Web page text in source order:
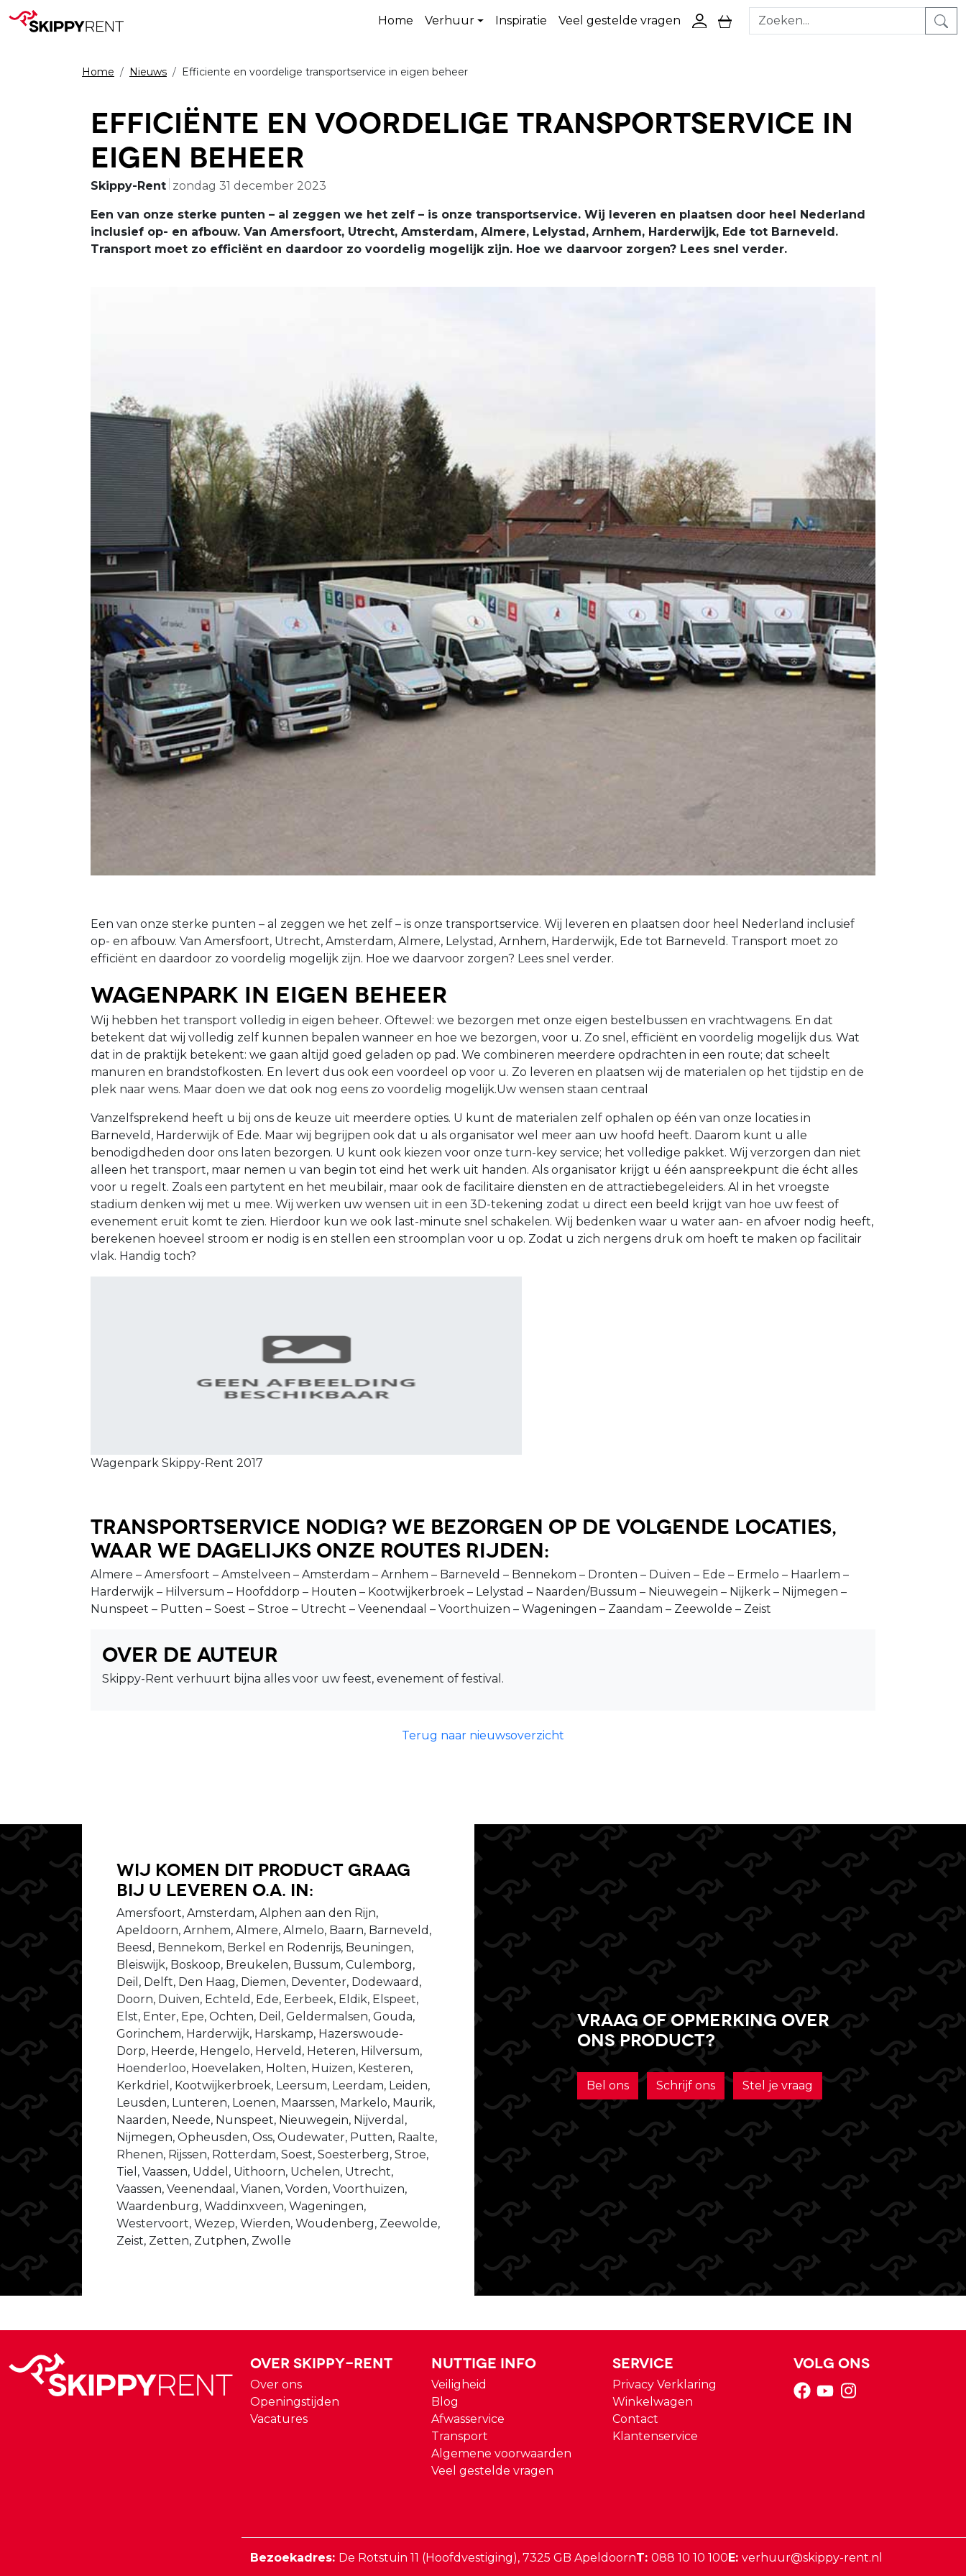
Home Verhuur Inspiratie Veel gestelde vragen
ga naar login pagina
ga naar winkelwagen pagina
Home Nieuws Efficiente en voordelige transportservice in eigen beheer
Efficiënte en voordelige transportservice in
eigen beheer
Skippy-Rent zondag 31 december 2023
Een van onze sterke punten – al zeggen we het zelf – is onze transportservice. Wij leveren en plaatsen door heel Nederland
inclusief op- en afbouw. Van Amersfoort, Utrecht, Amsterdam, Almere, Lelystad, Arnhem, Harderwijk, Ede tot Barneveld.
Transport moet zo efficiënt en daardoor zo voordelig mogelijk zijn. Hoe we daarvoor zorgen? Lees snel verder.
Een van onze sterke punten – al zeggen we het zelf – is onze transportservice. Wij leveren en plaatsen door heel Nederland inclusief
op- en afbouw. Van Amersfoort, Utrecht, Amsterdam, Almere, Lelystad, Arnhem, Harderwijk, Ede tot Barneveld. Transport moet zo
efficiënt en daardoor zo voordelig mogelijk zijn. Hoe we daarvoor zorgen? Lees snel verder.
Wagenpark in eigen beheer
Wij hebben het transport volledig in eigen beheer. Oftewel: we bezorgen met onze eigen bestelbussen en vrachtwagens. En dat
betekent dat wij volledig zelf kunnen bepalen wanneer en hoe we bezorgen, voor u. Zo snel, efficiënt en voordelig mogelijk dus. Wat
dat in de praktijk betekent: we gaan altijd goed geladen op pad. We combineren meerdere opdrachten in een route; dat scheelt
manuren en brandstofkosten. En levert dus ook een voordeel op voor u. Zo leveren en plaatsen wij de materialen op het tijdstip en de
plek naar wens. Maar doen we dat ook nog eens zo voordelig mogelijk.Uw wensen staan centraal
Vanzelfsprekend heeft u bij ons de keuze uit meerdere opties. U kunt de materialen zelf ophalen op één van onze locaties in
Barneveld, Harderwijk of Ede. Maar wij begrijpen ook dat u als organisator wel meer aan uw hoofd heeft. Daarom kunt u alle
benodigdheden door ons laten bezorgen. U kunt ook kiezen voor onze turn-key service; het volledige pakket. Wij verzorgen dan niet
alleen het transport, maar nemen u van begin tot eind het werk uit handen. Als organisator krijgt u één aanspreekpunt die écht alles
voor u regelt. Zoals een partytent en het meubilair, maar ook de facilitaire diensten en de attractiebegeleiders. Al in het vroegste
stadium denken wij met u mee. Wij werken uw wensen uit in een 3D-tekening zodat u direct een beeld krijgt van hoe uw feest of
evenement eruit komt te zien. Hierdoor kun we ook last-minute snel schakelen. Wij bedenken waar u water aan- en afvoer nodig heeft,
berekenen hoeveel stroom er nodig is en stellen een stroomplan voor u op. Zodat u zich nergens druk om hoeft te maken op facilitair
vlak. Handig toch?
Wagenpark Skippy-Rent 2017
Transportservice nodig? We bezorgen op de volgende locaties,
waar we dagelijks onze routes rijden:
Almere – Amersfoort – Amstelveen – Amsterdam – Arnhem – Barneveld – Bennekom – Dronten – Duiven – Ede – Ermelo – Haarlem –
Harderwijk – Hilversum – Hoofddorp – Houten – Kootwijkerbroek – Lelystad – Naarden/Bussum – Nieuwegein – Nijkerk – Nijmegen –
Nunspeet – Putten – Soest – Stroe – Utrecht – Veenendaal – Voorthuizen – Wageningen – Zaandam – Zeewolde – Zeist
Over de auteur
Skippy-Rent verhuurt bijna alles voor uw feest, evenement of festival.
Terug naar nieuwsoverzicht
Wij komen dit product graag
bij u leveren o.a. in:
Amersfoort, Amsterdam, Alphen aan den Rijn,
Apeldoorn, Arnhem, Almere, Almelo, Baarn, Barneveld,
Beesd, Bennekom, Berkel en Rodenrijs, Beuningen,
Bleiswijk, Boskoop, Breukelen, Bussum, Culemborg,
Deil, Delft, Den Haag, Diemen, Deventer, Dodewaard,
Doorn, Duiven, Echteld, Ede, Eerbeek, Eldik, Elspeet,
Elst, Enter, Epe, Ochten, Deil, Geldermalsen, Gouda,
Gorinchem, Harderwijk, Harskamp, Hazerswoude-
Dorp, Heerde, Hengelo, Herveld, Heteren, Hilversum,
Hoenderloo, Hoevelaken, Holten, Huizen, Kesteren,
Kerkdriel, Kootwijkerbroek, Leersum, Leerdam, Leiden,
Leusden, Lunteren, Loenen, Maarssen, Markelo, Maurik,
Naarden, Neede, Nunspeet, Nieuwegein, Nijverdal,
Nijmegen, Opheusden, Oss, Oudewater, Putten, Raalte,
Rhenen, Rijssen, Rotterdam, Soest, Soesterberg, Stroe,
Tiel, Vaassen, Uddel, Uithoorn, Uchelen, Utrecht,
Vaassen, Veenendaal, Vianen, Vorden, Voorthuizen,
Waardenburg, Waddinxveen, Wageningen,
Westervoort, Wezep, Wierden, Woudenberg, Zeewolde,
Zeist, Zetten, Zutphen, Zwolle
Vraag of opmerking over
ons product?
Bel ons Schrijf ons Stel je vraag
Over Skippy-rent
Over ons
Openingstijden
Vacatures
Nuttige Info
Veiligheid
Blog
Afwasservice
Transport
Algemene voorwaarden
Veel gestelde vragen
Service
Privacy Verklaring
Winkelwagen
Contact
Klantenservice
Volg ons
Bezoekadres: De Rotstuin 11 (Hoofdvestiging), 7325 GB ApeldoornT: 088 10 10 100 E: verhuur@skippy-rent.nl